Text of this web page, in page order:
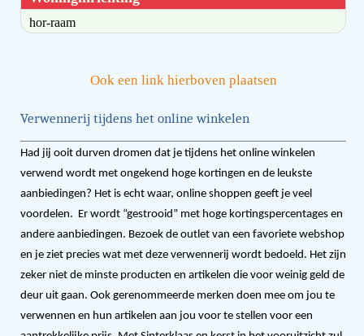
hor-raam
Ook een link hierboven plaatsen
Verwennerij tijdens het online winkelen
Had jij ooit durven dromen dat je tijdens het online winkelen
verwend wordt met ongekend hoge kortingen en de leukste
aanbiedingen? Het is echt waar, online shoppen geeft je veel
voordelen. Er wordt “gestrooid” met hoge kortingspercentages en
andere aanbiedingen. Bezoek de outlet van een favoriete webshop
en je ziet precies wat met deze verwennerij wordt bedoeld. Het zijn
zeker niet de minste producten en artikelen die voor weinig geld de
deur uit gaan. Ook gerenommeerde merken doen mee om jou te
verwennen en hun artikelen aan jou voor te stellen voor een